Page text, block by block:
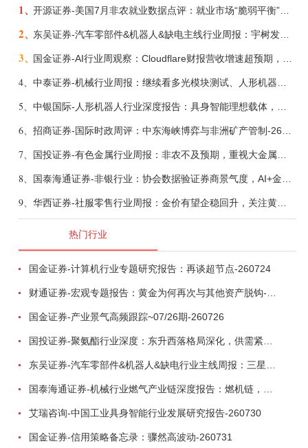
1、 开源证券-美国7月非农就业数据点评：就业市场“脆弱平衡”，美联储加息动力并不高-260808
2、 东吴证券-汽车零部件&机器人&缺电主线行业周报：宇树发行价确认，卡特彼勒重启中速机项目-260809
3、
4、
5、
6、
7、
8、
9、 华西证券-社服零售行业周报：金价有望企稳回升，关注黄金饰品板块修复机会-260809
热门行业
国金证券-计算机行业专题研究报告：再谈超节点-260724
国金证券-产业景气高频跟踪~07/26期-260726
艾瑞咨询-中国工业具身智能行业发展研究报告-260730
国金证券-信用策略备忘录：骤然高波动-260731